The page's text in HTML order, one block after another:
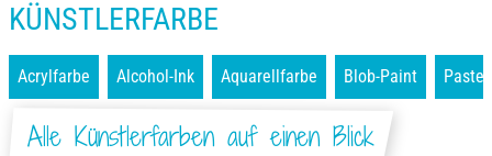
KÜNSTLERFARBE
Acrylfarbe Alcohol-Ink Aquarellfarbe Blob-Paint
Alle Künstlerfarben auf einen Blick